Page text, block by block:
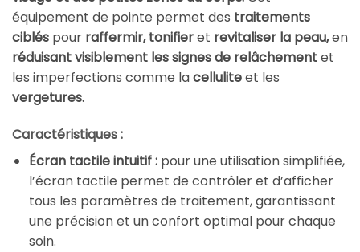
équipement de pointe permet des traitements
ciblés pour raffermir, tonifieret revitaliser la peau,en
réduisant visiblement les signes de relâchementet
les imperfections comme lacelluliteet les
vergetures.
Caractéristiques :
Écran tactile intuitif :pour une utilisation simplifiée,
l’écran tactile permet de contrôler et d’afficher
tous les paramètres de traitement, garantissant
une précision et un confort optimal pour chaque
soin.